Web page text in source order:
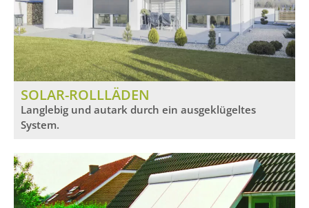
SOLAR-ROLLLÄDEN
Langlebig und autark durch ein ausgeklügeltes
System.